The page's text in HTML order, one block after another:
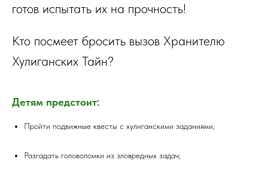
готов испытать их на прочность!
Кто посмеет бросить вызов Хранителю
Хулиганских Тайн?
Детям предстоит:
Пройти подвижные квесты с хулиганскими заданиями;
Разгадать головоломки из зловредных задач;